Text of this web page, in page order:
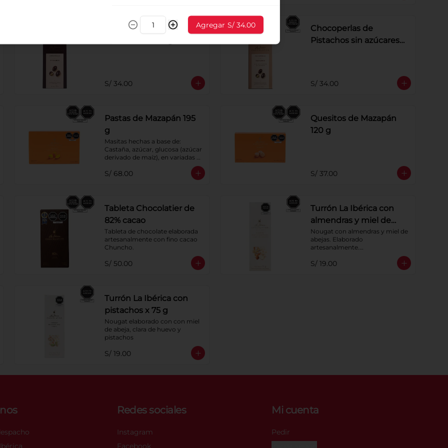
Chocoperlas de
S/ 34.00
Chocoperlas de
Pistachos sin azúcares
S/ 34.00
Pastas de Mazapán 195
g
Masitas hechas a base de:
Castaña, azúcar, glucosa (azúcar
derivado de maíz), en variadas
S/ 68.00
Quesitos de Mazapán
120 g
S/ 37.00
Tableta Chocolatier de
82% cacao
Tableta de chocolate elaborada
artesanalmente con fino cacao
Chuncho.
S/ 50.00
Turrón La Ibérica con
almendras y miel de
abeja x 75g
Nougat con almendras y miel de
abejas. Elaborado
artesanalmente.
S/ 19.00
Turrón La Ibérica con
pistachos x 75 g
Nougat elaborado con con miel
de abeja, clara de huevo y
pistachos
S/ 19.00
Redes sociales
Instagram
Facebook
Mi cuenta
Pedir
Agregar S/ 34.00